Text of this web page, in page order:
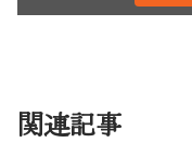
関連記事